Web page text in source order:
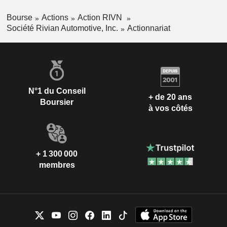
prestations.
Bourse Actions
Action RIVN
Société Rivian Automotive, Inc.
Actionnariat
N°1 du Conseil
Boursier
+ de 20 ans
à vos côtés
+ 1 300 000
membres